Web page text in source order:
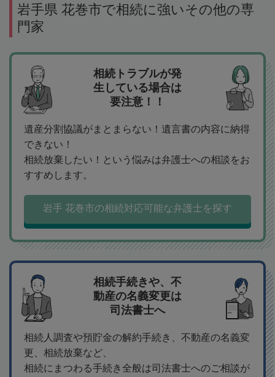
岩手県 花巻市で相続に強いその他の専
門家
相続トラブルが発
生している場合は
要注意！！
遺産分割協議がまとまらない！遺言書の内容に納得
できない！
相続放棄したい！という悩みは弁護士への相談をお
すすめします。
岩手 花巻市の相続対応可能な弁護士を探す
相続手続きや、不
動産の名義変更は
司法書士へ
相続人調査や預貯金の解約手続き、不動産の名義変
更、相続放棄など、
相続にまつわる手続き全般は司法書士へのご相談が